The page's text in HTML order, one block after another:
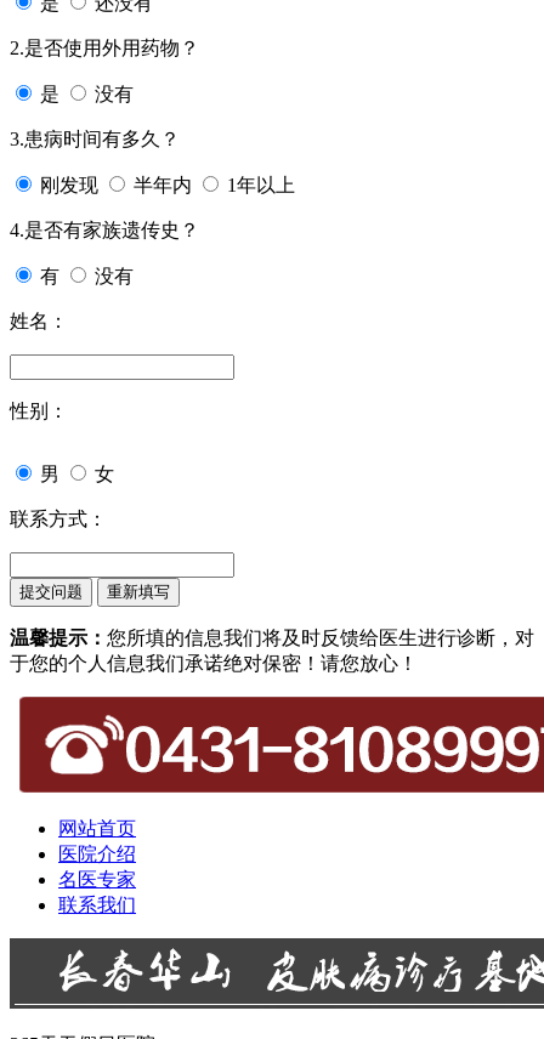
2.是否使用外用药物？
是 没有
3.患病时间有多久？
刚发现 半年内 1年以上
4.是否有家族遗传史？
有 没有
姓名：
性别：
男 女
联系方式：
温馨提示： 您所填的信息我们将及时反馈给医生进行诊断，对
于您的个人信息我们承诺绝对保密！请您放心！
网站首页
医院介绍
名医专家
联系我们